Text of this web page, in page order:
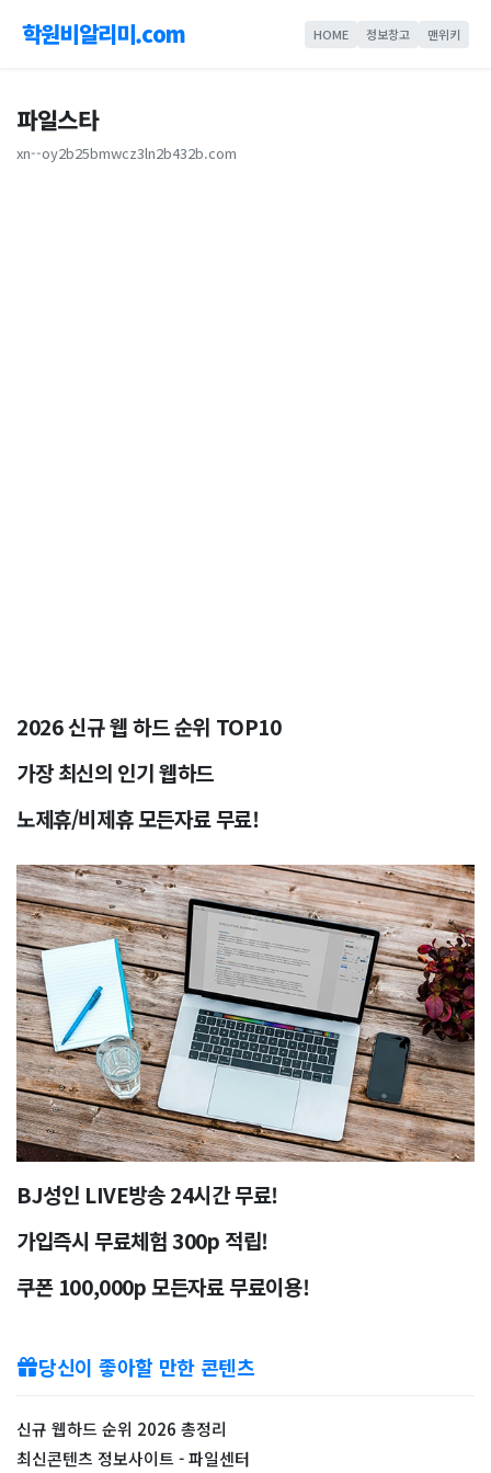
학원비알리미.com HOME 정보창고 맨위키
파일스타
xn--oy2b25bmwcz3ln2b432b.com
2026 신규 웹 하드 순위 TOP10
가장 최신의 인기 웹하드
노제휴/비제휴 모든자료 무료!
BJ성인 LIVE방송 24시간 무료!
가입즉시 무료체험 300p 적립!
쿠폰 100,000p 모든자료 무료이용!
당신이 좋아할 만한 콘텐츠
신규 웹하드 순위 2026 총정리
최신콘텐츠 정보사이트 - 파일센터